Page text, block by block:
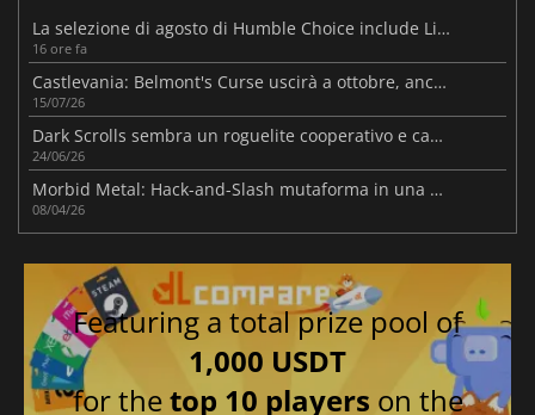
La selezione di agosto di Humble Choice include Like a Dragon, Dead Cells e altri 6 titoli
16 ore fa
Castlevania: Belmont's Curse uscirà a ottobre, anche per Nintendo Switch
15/07/26
Dark Scrolls sembra un roguelite cooperativo e caotico che vale la pena provare
24/06/26
Morbid Metal: Hack-and-Slash mutaforma in una nuova era
08/04/26
Featuring a total prize pool of
1,000 USDT
for thetop 10 players on the